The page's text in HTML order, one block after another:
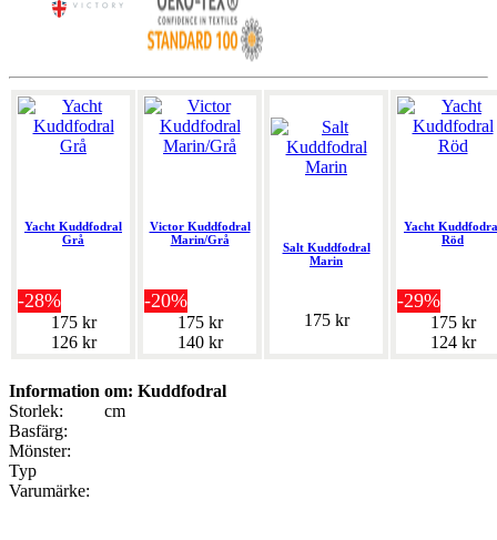
Yacht Kuddfodral
Grå
-28%
175 kr
126 kr
Victor Kuddfodral
Marin/Grå
-20%
175 kr
140 kr
Salt Kuddfodral
Marin
175 kr
Yacht
Röd
-29%
175 kr
124 kr
Information om: Kuddfodral
Storlek:
cm
Basfärg:
Mönster:
Typ
Varumärke: